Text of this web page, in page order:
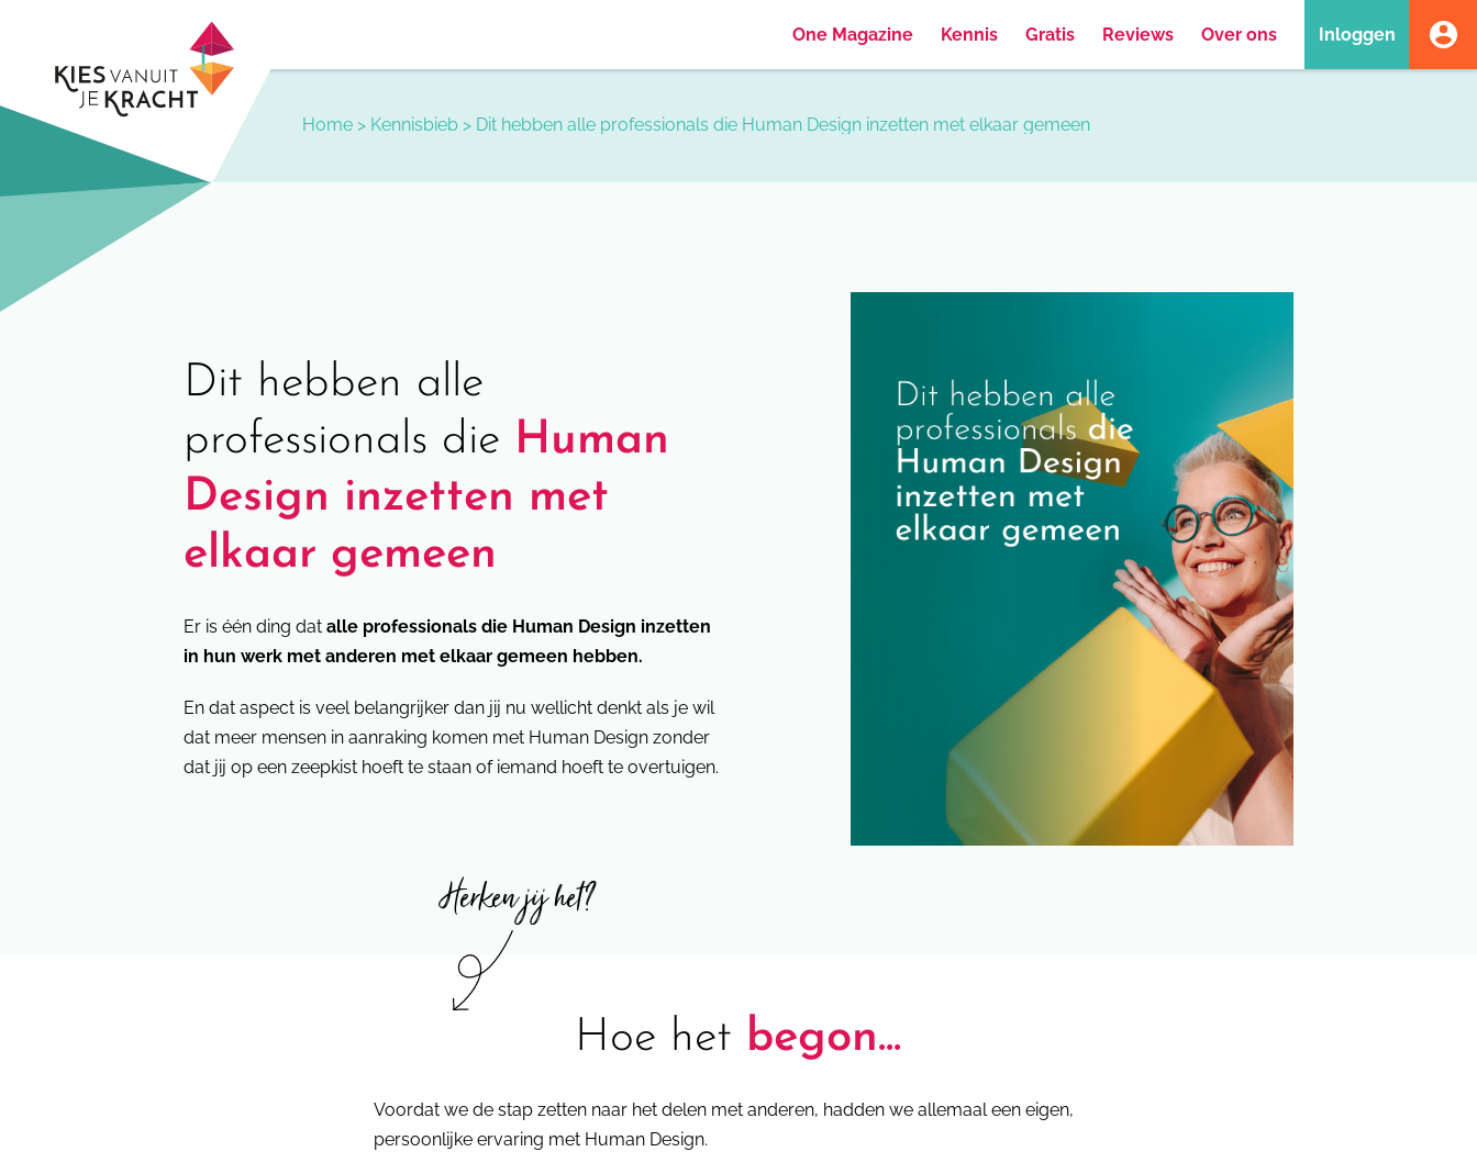
content
One Magazine Kennis Gratis Reviews Over ons Inloggen
Home > Kennisbieb > Dit hebben alle professionals die Human Design inzetten met elkaar gemeen
Dit hebben alle
professionals die Human
Design inzetten met
elkaar gemeen
Er is één ding dat alle professionals die Human Design inzetten
in hun werk met anderen met elkaar gemeen hebben.
En dat aspect is veel belangrijker dan jij nu wellicht denkt als je wil
dat meer mensen in aanraking komen met Human Design zonder
dat jij op een zeepkist hoeft te staan of iemand hoeft te overtuigen.
Herken jij het?
Hoe het begon...
Voordat we de stap zetten naar het delen met anderen, hadden we allemaal een eigen,
persoonlijke ervaring met Human Design.